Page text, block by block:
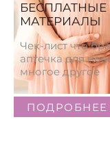
БЕСПЛАТНЫЕ
МАТЕРИАЛЫ
Чек-лист что
аптечка для
многое другое
ПОДРОБНЕЕ